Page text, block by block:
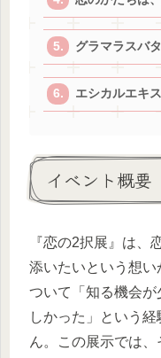
グラマラスバ
エシカルエキ
イベント概要
『恋の2択展』は、
添いたいという想
ついて「知る機会
しかった」という
ん。この展示では